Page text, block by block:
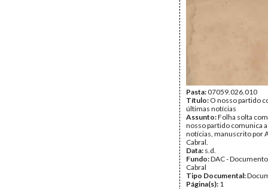
Pasta:07059.026.010
Título: O nosso partido
últimas notícias
Assunto:Folha solta
nosso partido comunica
notícias, manuscrito por
Cabral.
Data: s.d.
Fundo:DAC -
Cabral
Tipo Documental:
Página(s): 1